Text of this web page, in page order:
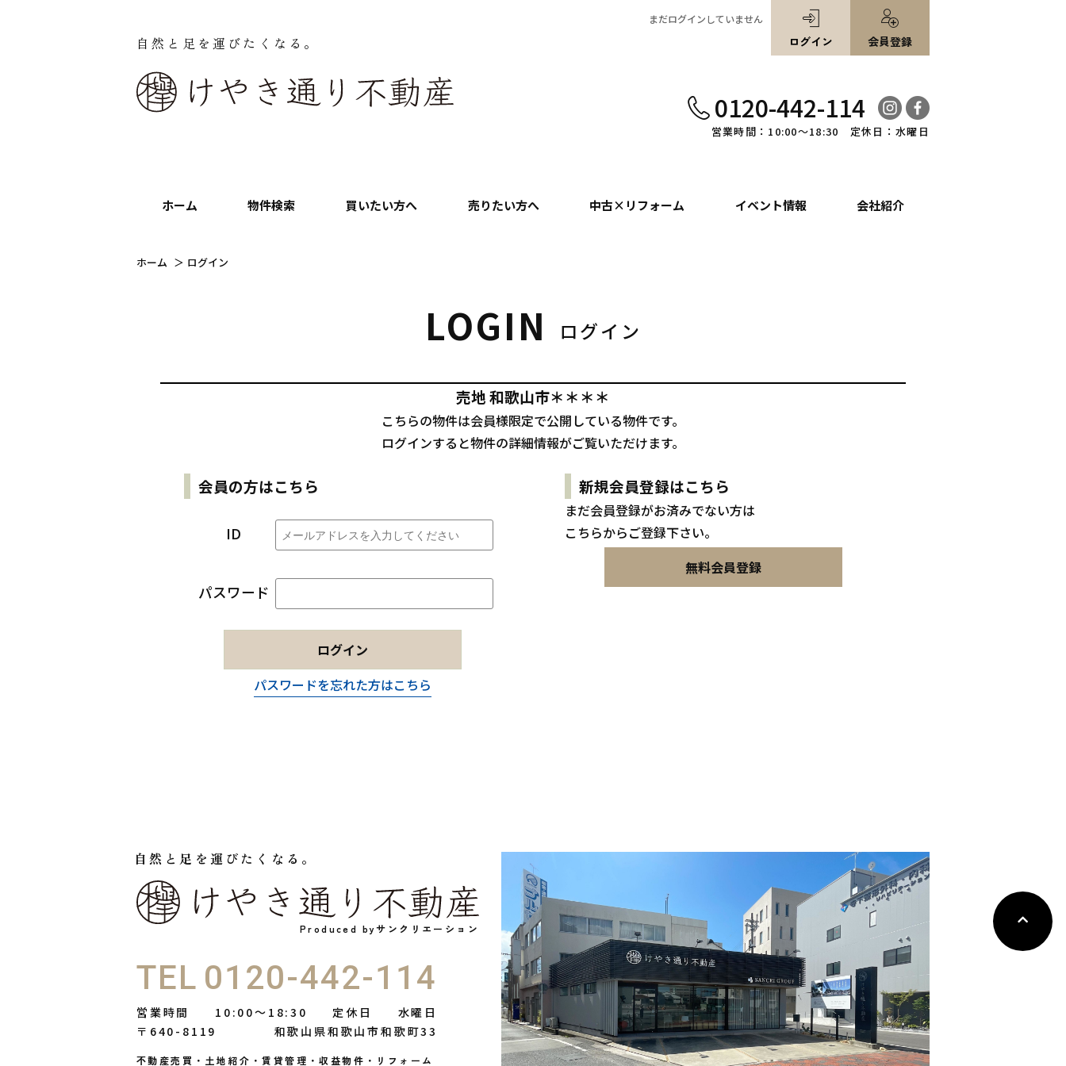
自然と足を運びたくなる。
まだログインしていません
ログイン 会員登録
0120-442-114
営業時間：10:00～18:30 定休日：水曜日
ホーム 物件検索 買いたい方へ 売りたい方へ 中古×リフォーム イベント情報 会社紹介
ホーム ログイン
LOGIN ログイン
売地 和歌山市＊＊＊＊
こちらの物件は会員様限定で公開している物件です。
ログインすると物件の詳細情報がご覧いただけます。
会員の方はこちら
ID
パスワード
ログイン
パスワードを忘れた方はこちら
新規会員登録はこちら
まだ会員登録がお済みでない方は
こちらからご登録下さい。
無料会員登録
自然と足を運びたくなる。
Produced byサンクリエーション
TEL 0120-442-114
営業時間 10:00〜18:30 定休日
水曜日
〒640-8119
和歌山県和歌山市和歌町33
不動産売買・土地紹介・賃貸管理・収益物件・リフォーム